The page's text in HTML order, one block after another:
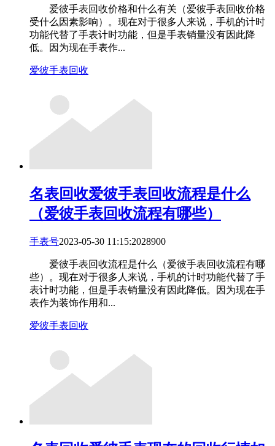
爱彼手表回收价格和什么有关（爱彼手表回收价格
受什么因素影响）。现在对于很多人来说，手机的计时
功能代替了手表计时功能，但是手表销量没有因此降
低。因为现在手表作...
爱彼手表回收
名表回收爱彼手表回收流程是什么
（爱彼手表回收流程有哪些）
手表号2023-05-30 11:15:2028900
爱彼手表回收流程是什么（爱彼手表回收流程有哪
些）。现在对于很多人来说，手机的计时功能代替了手
表计时功能，但是手表销量没有因此降低。因为现在手
表作为装饰作用和...
爱彼手表回收